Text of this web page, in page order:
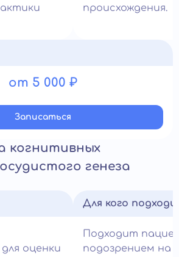
происхождения.
от 5 000 ₽
Записатьcя
когнитивных
генеза
оценки
Для кого
Подходит
подозрением на